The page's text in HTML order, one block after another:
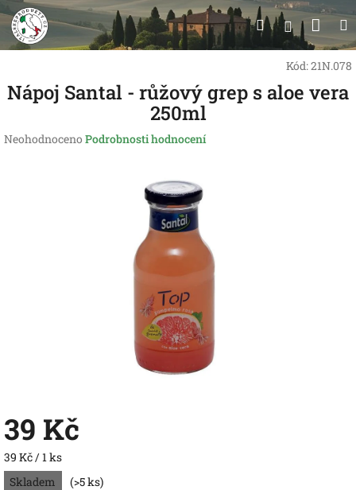
Přejít
na
obsah
Hledat
Kód:21N.078
Nápoj Santal - růžový grep s aloe vera
250ml
Průměrné
Neohodnoceno Podrobnosti hodnocení
39 Kč
Měrná
cena:
39 Kč / 1 ks
Skladem
(>5 ks)